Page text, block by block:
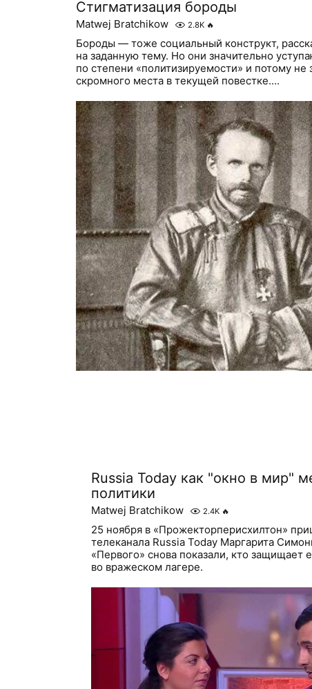
Стигматизация бороды
Matwej Bratchikow 2.8K 🔥
Бороды — тоже социальный конструкт,
на заданную тему. Но они значительно
по степени «политизируемости» и потому
скромного места в текущей повестке....
Russia Today как "окно в мир"
политики
Matwej Bratchikow 2.4K 🔥
25 ноября в «Прожекторперисхилтон»
телеканала Russia Today Маргарита
«Первого» снова показали, кто защищает
во вражеском лагере.